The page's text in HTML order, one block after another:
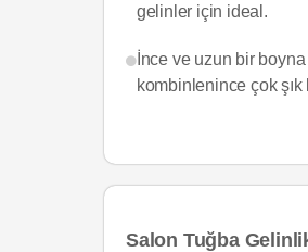
gelinler için ideal.
İnce ve uzun bir
kombinlenince çok şık
Salon Tuğba